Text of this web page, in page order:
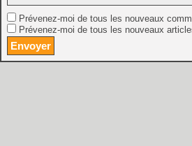
Prévenez-moi de tous les nouveaux
Prévenez-moi de tous les nouveaux